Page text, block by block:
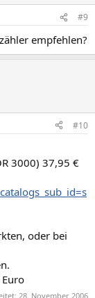
#9
empfehlen?
#10
3000) 37,95 €
oder bei
28. November 2006